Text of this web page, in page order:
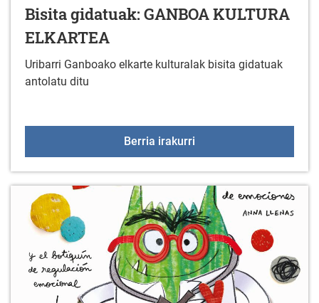
Bisita gidatuak: GANBOA KULTURA
ELKARTEA
Uribarri Ganboako elkarte kulturalak bisita gidatuak
antolatu ditu
Berria irakurri